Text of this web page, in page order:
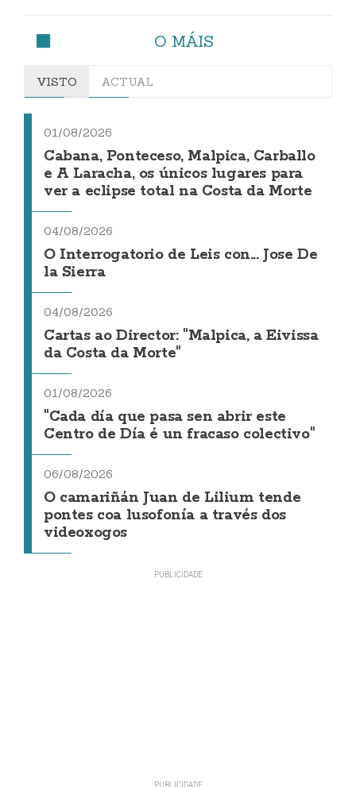
O MÁIS
VISTO ACTUAL
01/08/2026
Cabana, Ponteceso, Malpica, Carballo
e A Laracha, os únicos lugares para
ver a eclipse total na Costa da Morte
04/08/2026
O Interrogatorio de Leis con... Jose De
la Sierra
04/08/2026
Cartas ao Director: "Malpica, a Eivissa
da Costa da Morte"
01/08/2026
"Cada día que pasa sen abrir este
Centro de Día é un fracaso colectivo"
06/08/2026
O camariñán Juan de Lilium tende
pontes coa lusofonía a través dos
videoxogos